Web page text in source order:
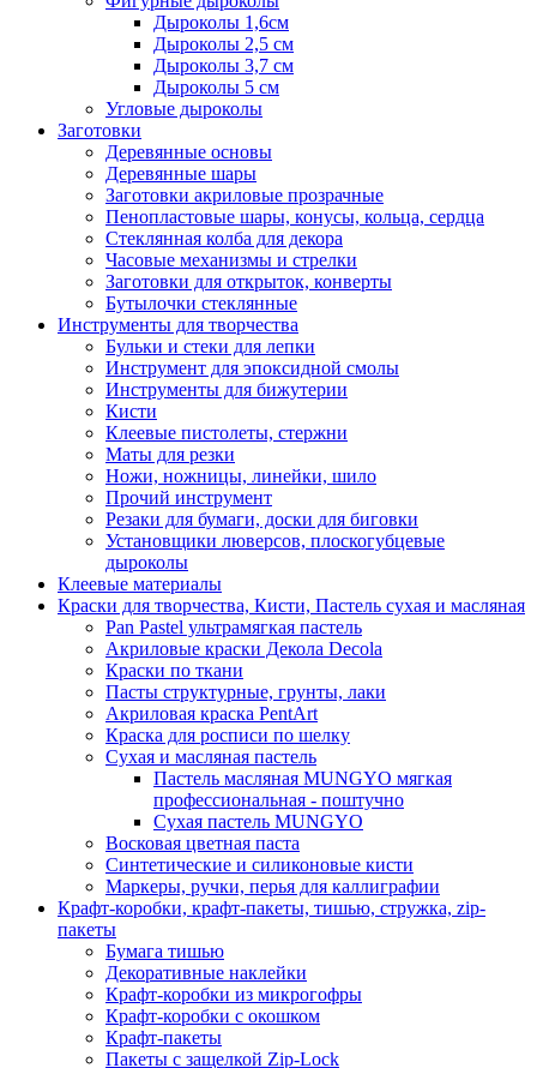
Дыроколы 1,6см
Дыроколы 2,5 см
Дыроколы 3,7 см
Дыроколы 5 см
Угловые дыроколы
Заготовки
Деревянные основы
Деревянные шары
Заготовки акриловые прозрачные
Пенопластовые шары, конусы, кольца, сердца
Стеклянная колба для декора
Часовые механизмы и стрелки
Заготовки для открыток, конверты
Бутылочки стеклянные
Инструменты для творчества
Бульки и стеки для лепки
Инструмент для эпоксидной смолы
Инструменты для бижутерии
Кисти
Клеевые пистолеты, стержни
Маты для резки
Ножи, ножницы, линейки, шило
Прочий инструмент
Резаки для бумаги, доски для биговки
Установщики люверсов, плоскогубцевые
дыроколы
Клеевые материалы
Краски для творчества, Кисти, Пастель сухая и масляная
Pan Pastel ультрамягкая пастель
Акриловые краски Декола Decola
Краски по ткани
Пасты структурные, грунты, лаки
Акриловая краска PentArt
Краска для росписи по шелку
Cухая и масляная пастель
Пастель масляная MUNGYO мягкая
профессиональная - поштучно
Сухая пастель MUNGYO
Восковая цветная паста
Синтетические и силиконовые кисти
Маркеры, ручки, перья для каллиграфии
Крафт-коробки, крафт-пакеты, тишью, стружка, zip-
пакеты
Бумага тишью
Декоративные наклейки
Крафт-коробки из микрогофры
Крафт-коробки с окошком
Крафт-пакеты
Пакеты с защелкой Zip-Lock